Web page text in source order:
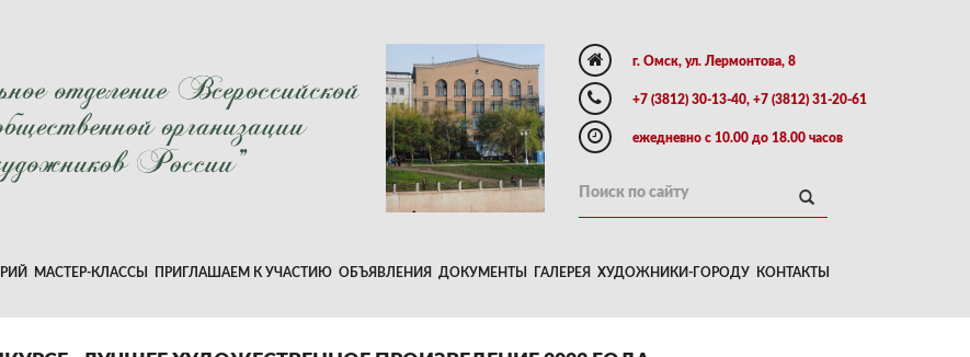
г. Омск, ул. Лермонтова, 8
+7 (3812) 30-13-40, +7 (3812) 31-20-61
ежедневно с 10.00 до 18.00 часов
МАСТЕР-КЛАССЫ ПРИГЛАШАЕМ К УЧАСТИЮ ОБЪЯВЛЕНИЯ ДОКУМЕНТЫ ГАЛЕРЕЯ ХУДОЖНИКИ-ГОРОДУ КОНТАКТЫ